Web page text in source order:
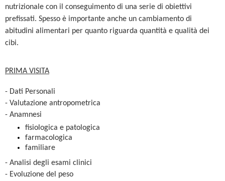
nutrizionale con il conseguimento di una serie di obiettivi
prefissati. Spesso è importante anche un cambiamento di
abitudini alimentari per quanto riguarda quantità e qualità dei
cibi.
PRIMA VISITA
- Dati Personali
- Valutazione antropometrica
- Anamnesi
fisiologica e patologica
farmacologica
familiare
- Analisi degli esami clinici
- Evoluzione del peso